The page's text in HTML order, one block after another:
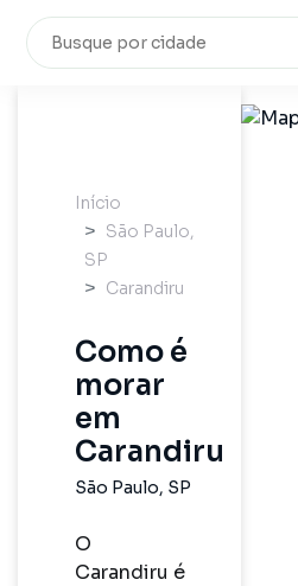
Início
São Paulo,
SP
Carandiru
Como é
morar
em
Carandiru
São Paulo, SP
O
Carandiru é